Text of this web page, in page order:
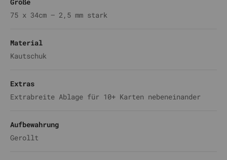
75 x 34cm – 2,5 mm stark
Material
Kautschuk
Extras
Extrabreite Ablage für 10+ Karten nebeneinander
Aufbewahrung
Gerollt